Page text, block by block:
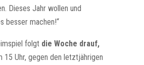
Dieses Jahr wollen und
besser machen!“
folgt die Woche drauf,
15 Uhr, gegen den letztjährigen